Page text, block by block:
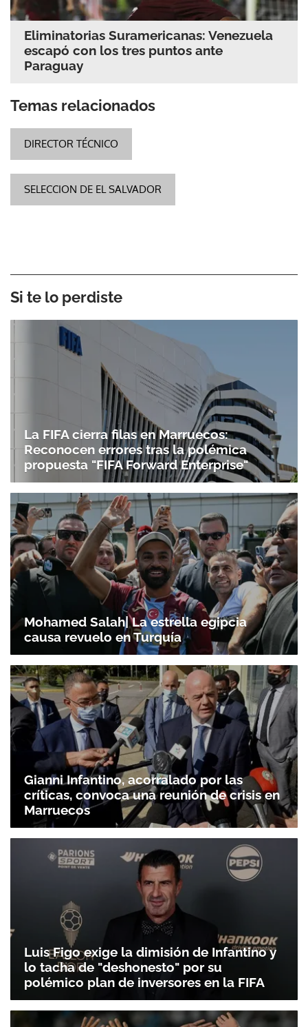
Eliminatorias Suramericanas: Venezuela
escapó con los tres puntos ante
Paraguay
Temas relacionados
DIRECTOR TÉCNICO
SELECCION DE EL SALVADOR
Si te lo perdiste
La FIFA cierra filas en Marruecos:
Reconocen errores tras la polémica
propuesta "FIFA Forward Enterprise"
Mohamed Salah| La estrella egipcia
causa revuelo en Turquía
Gianni Infantino, acorralado por las
críticas, convoca una reunión de crisis en
Marruecos
Luis Figo exige la dimisión de Infantino y
lo tacha de "deshonesto" por su
polémico plan de inversores en la FIFA